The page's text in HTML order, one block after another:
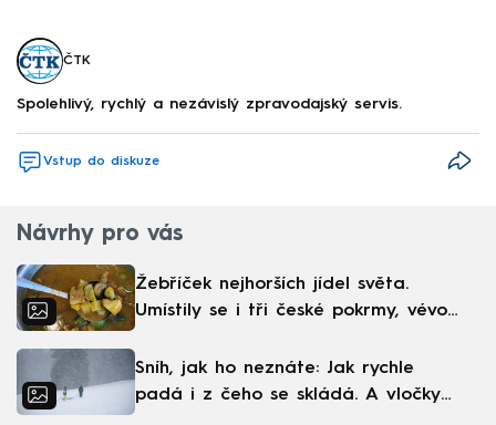
ČTK
Spolehlivý, rychlý a nezávislý zpravodajský servis.
Vstup do diskuze
Návrhy pro vás
Žebříček nejhorších jídel světa.
Umístily se i tři české pokrmy, vévodí
Sníh, jak ho neznáte: Jak rychle
padá i z čeho se skládá. A vločky